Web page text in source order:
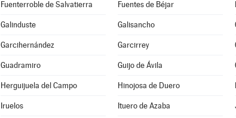
Fuenterroble de Salvatierra Fuentes de Béjar
Galinduste Galisancho
Garcihernández Garcirrey
Guadramiro Guijo de Ávila
Herguijuela del Campo Hinojosa de Duero
Iruelos Ituero de Azaba